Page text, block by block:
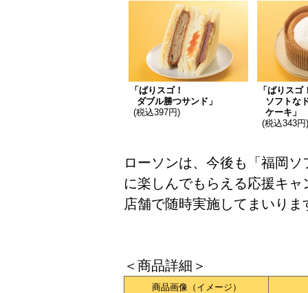
「ばりスゴ！
ダブル勝つサンド」
(税込397円)
「ばりスゴ
ソフトな
ケーキ」
(税込343円)
ローソンは、今後も「福岡
に楽しんでもらえる応援キ
店舗で随時実施してまいりま
＜商品詳細＞
商品画像（イメージ）